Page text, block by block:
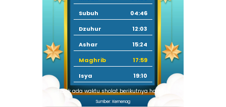
Subuh
04:46
Dzuhur
12:03
Ashar
15:24
Maghrib
17:59
Isya
19:10
Tidak ada waktu sholat berikutnya hari ini.
Sumber: Kemenag